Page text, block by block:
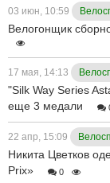
03 июн, 10:59
Велогонщик
17 мая, 14:13
"Silk Way Series
еще 3 медали
22 апр, 15:09
Никита Цветков
Prix»
0